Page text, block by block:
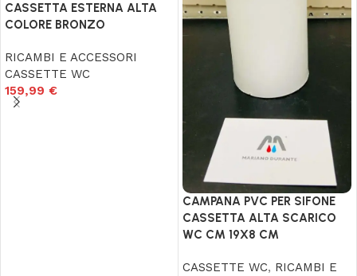
CASSETTA ESTERNA ALTA
COLORE BRONZO
RICAMBI E ACCESSORI
CASSETTE WC
159,99 €
CAMPANA PVC PER SIFONE
CASSETTA ALTA SCARICO
WC CM 19X8 CM
CASSETTE WC, RICAMBI E